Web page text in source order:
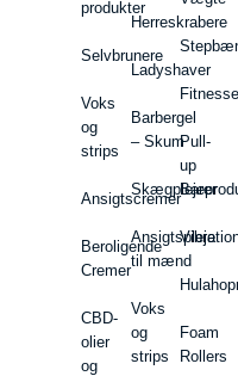
produkter
Selvbrunere
Voks
og
strips
Ansigtscremer
Beroligende
Cremer
CBD-
olier
og
Herreskrabere
Ladyshaver
Barbergel
– Skum
Ansigtspleje
til mænd
Voks
og
strips
Pull-
up
Barer
Foam
Rollers